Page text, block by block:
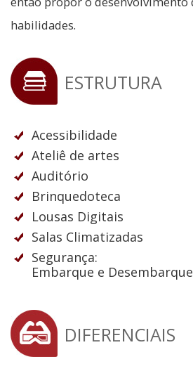
habilidades.
ESTRUTURA
Acessibilidade
Ateliê de artes
Auditório
Brinquedoteca
Lousas Digitais
Salas Climatizadas
Segurança:
Embarque e
DIFERENCIAIS